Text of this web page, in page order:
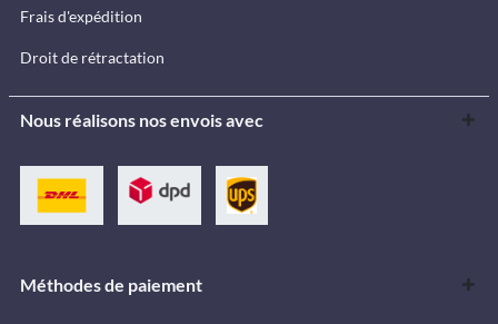
Frais d'expédition
Droit de rétractation
Nous réalisons nos envois avec
Méthodes de paiement